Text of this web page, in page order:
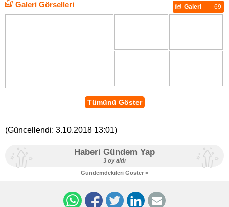
Galeri Görselleri Galeri 69
Tümünü Göster
(Güncellendi: 3.10.2018 13:01)
Haberi Gündem Yap
3 oy aldı
Gündemdekileri Göster >